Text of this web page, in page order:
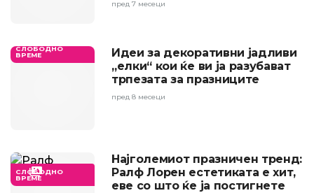
пред 7 месеци
СЛОБОДНО
ВРЕМЕ
Идеи за декоративни јадливи
„елки“ кои ќе ви ја разубават
трпезата за празниците
пред 8 месеци
СЛОБОДНО
ВРЕМЕ
Најголемиот празничен тренд:
Ралф Лорен естетиката е хит,
еве со што ќе ја постигнете